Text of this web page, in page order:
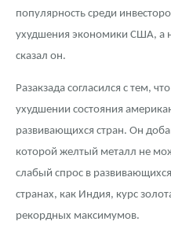
популярность среди
ухудшения экономики США, а
сказал он.
Разакзада согласился с тем,
ухудшении состояния
развивающихся стран. Он
которой желтый металл не
слабый спрос в
странах, как Индия, курс
рекордных максимумов.